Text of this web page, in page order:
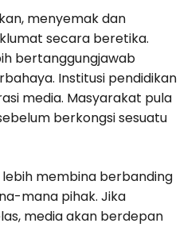
menyemak dan
secara beretika.
bertanggungjawab
Institusi pendidikan
media. Masyarakat pula
berkongsi sesuatu
membina berbanding
mana pihak. Jika
media akan berdepan